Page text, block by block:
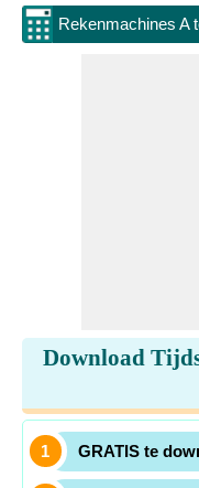
Rekenmachines A
Download
GRATIS te